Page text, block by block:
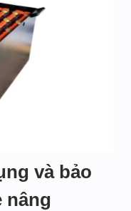
và bảo
nâng